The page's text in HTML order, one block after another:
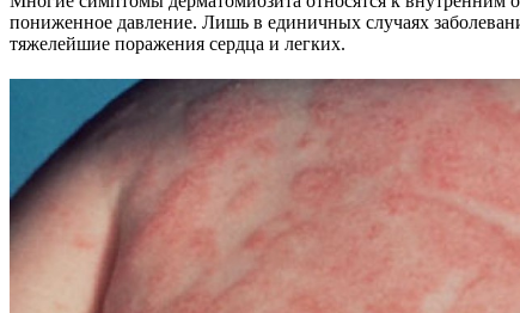
пониженное давление. Лишь в единичных случаях
тяжелейшие поражения сердца и легких.